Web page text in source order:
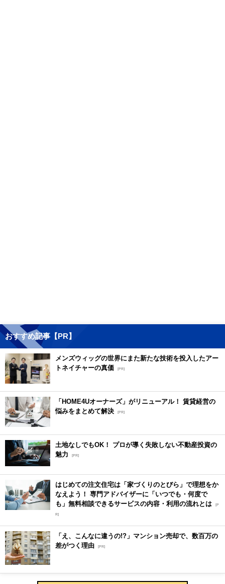
おすすめ記事【PR】
メンズウィッグの世界にまた新たな技術を投入したアー
トネイチャーの真価 [PR]
「HOME4Uオーナーズ」がリニューアル！ 賃貸経営の
悩みをまとめて解決 [PR]
土地なしでもOK！ プロが導く失敗しない不動産投資の
魅力
[PR]
はじめての注文住宅は「家づくりのとびら」で理想をか
なえよう！ 専門アドバイザーに「いつでも・何度で
も」無料相談できるサービスの内容・利用の流れとは [P
R]
「え、こんなに違うの!?」マンション売却で、数百万の
差がつく理由 [PR]